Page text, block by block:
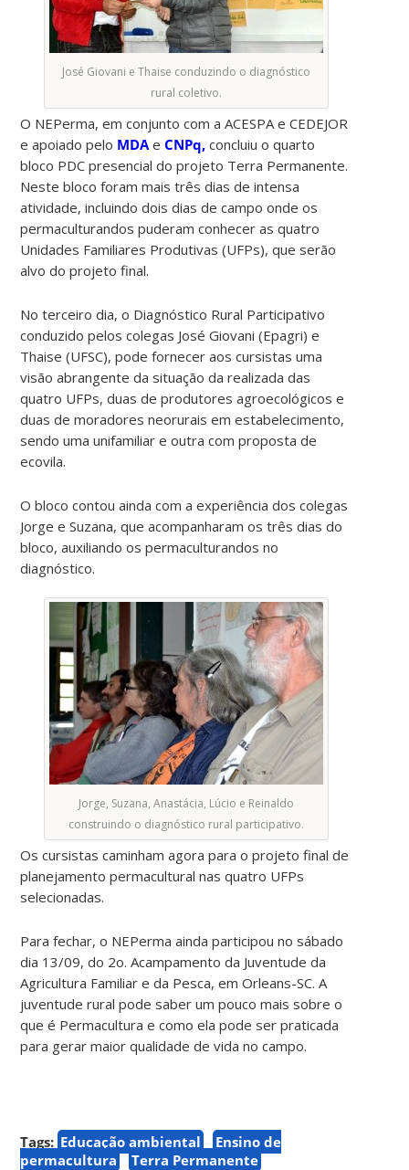
José Giovani e Thaise conduzindo o diagnóstico
rural coletivo.
O NEPerma, em conjunto com a ACESPA e CEDEJOR
e apoiado pelo MDA eCNPq, concluiu o quarto
bloco PDC presencial do projeto Terra Permanente.
Neste bloco foram mais três dias de intensa
atividade, incluindo dois dias de campo onde os
permaculturandos puderam conhecer as quatro
Unidades Familiares Produtivas (UFPs), que serão
alvo do projeto final.
No terceiro dia, o Diagnóstico Rural Participativo
conduzido pelos colegas José Giovani (Epagri) e
Thaise (UFSC), pode fornecer aos cursistas uma
visão abrangente da situação da realizada das
quatro UFPs, duas de produtores agroecológicos e
duas de moradores neorurais em estabelecimento,
sendo uma unifamiliar e outra com proposta de
ecovila.
O bloco contou ainda com a experiência dos colegas
Jorge e Suzana, que acompanharam os três dias do
bloco, auxiliando os permaculturandos no
diagnóstico.
Jorge, Suzana, Anastácia, Lúcio e Reinaldo
construindo o diagnóstico rural participativo.
Os cursistas caminham agora para o projeto final de
planejamento permacultural nas quatro UFPs
selecionadas.
Para fechar, o NEPerma ainda participou no sábado
dia 13/09, do 2o. Acampamento da Juventude da
Agricultura Familiar e da Pesca, em Orleans-SC. A
juventude rural pode saber um pouco mais sobre o
que é Permacultura e como ela pode ser praticada
para gerar maior qualidade de vida no campo.
Tags: Educação ambiental
Ensino de
permacultura
Terra Permanente